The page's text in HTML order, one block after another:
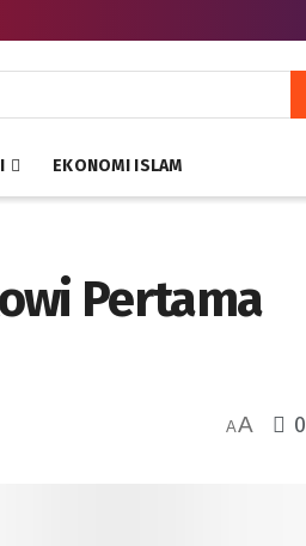
EKONOMI ISLAM
Pertama
AA 0